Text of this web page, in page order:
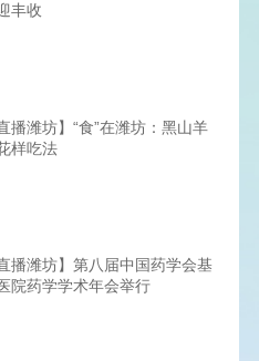
丰收
直播潍坊】“食”在潍坊：黑山羊
样吃法
直播潍坊】第八届中国药学会基
院药学学术年会举行